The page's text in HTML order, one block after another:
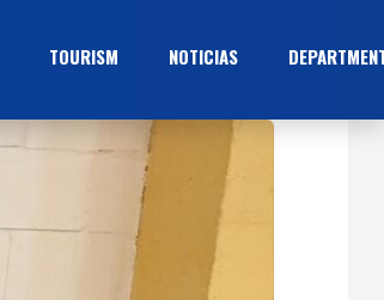
TOURISM NOTICIAS